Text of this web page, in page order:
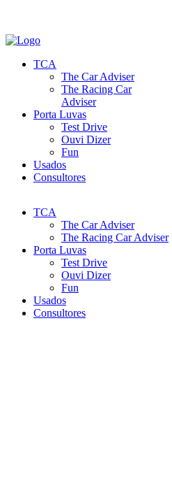
TCA
The Car Adviser
The Racing Car
Adviser
Porta Luvas
Test Drive
Ouvi Dizer
Fun
Usados
Consultores
TCA
The Car Adviser
The Racing Car Adviser
Porta Luvas
Test Drive
Ouvi Dizer
Fun
Usados
Consultores